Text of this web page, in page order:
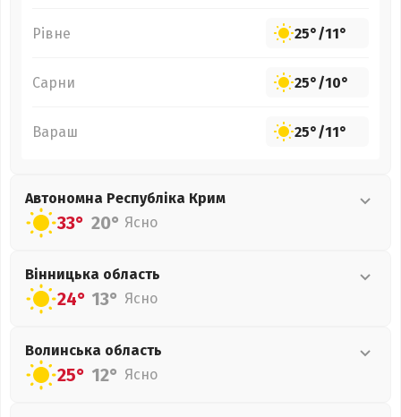
Рівне 25°/11°
Сарни 25°/10°
Вараш 25°/11°
Автономна Республіка Крим
33° 20° Ясно
Вінницька область
24° 13° Ясно
Волинська область
25° 12° Ясно